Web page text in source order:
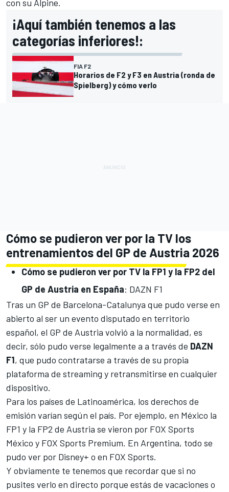
con su Alpine.
¡Aquí también tenemos a las
categorías inferiores!:
FIA F2
Horarios de F2 y F3 en Austria (ronda de
Spielberg) y cómo verlo
Cómo se pudieron ver por la TV los
entrenamientos del GP de Austria 2026
Cómo se pudieron ver por TV la FP1 y la FP2 del
GP de Austria en España: DAZN F1
Tras un GP de Barcelona-Catalunya que pudo verse en
abierto al ser un evento disputado en territorio
español, el GP de Austria volvió a la normalidad, es
decir, sólo pudo verse legalmente a a través de DAZN
F1, que pudo contratarse a través de su propia
plataforma de streaming y retransmitirse en cualquier
dispositivo.
Para los países de Latinoamérica, los derechos de
emisión varían según el país. Por ejemplo, en México la
FP1 y la FP2 de Austria se vieron por FOX Sports
México y FOX Sports Premium. En Argentina, todo se
pudo ver por Disney+ o en FOX Sports.
Y obviamente te tenemos que recordar que si no
pusites verlo en directo porque estás de vacaciones o